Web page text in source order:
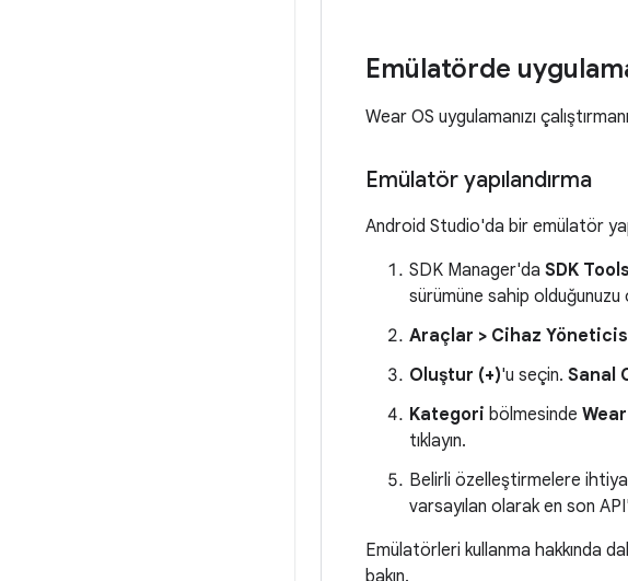
Emülatörde
Wear OS uygulamanızı
Emülatör yapılandırma
Android Studio'da bir emülatör
SDK Manager'da SDK Tools
sürümüne sahip olduğunuzu
Araçlar > Cihaz
Oluştur (+)'u seçin. Sanal
Kategori bölmesinde
tıklayın.
Belirli özelleştirmelere
varsayılan olarak en son
Emülatörleri kullanma hakkında
bakın.